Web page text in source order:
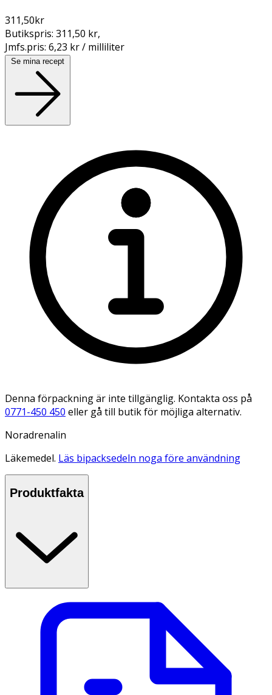
311,50kr
Butikspris: 311,50 kr,
Jmfs.pris: 6,23 kr / milliliter
Se mina recept
Denna förpackning är inte tillgänglig. Kontakta oss på
0771-450 450 eller gå till butik för möjliga alternativ.
Noradrenalin
Läkemedel. Läs bipacksedeln noga före användning
Produktfakta